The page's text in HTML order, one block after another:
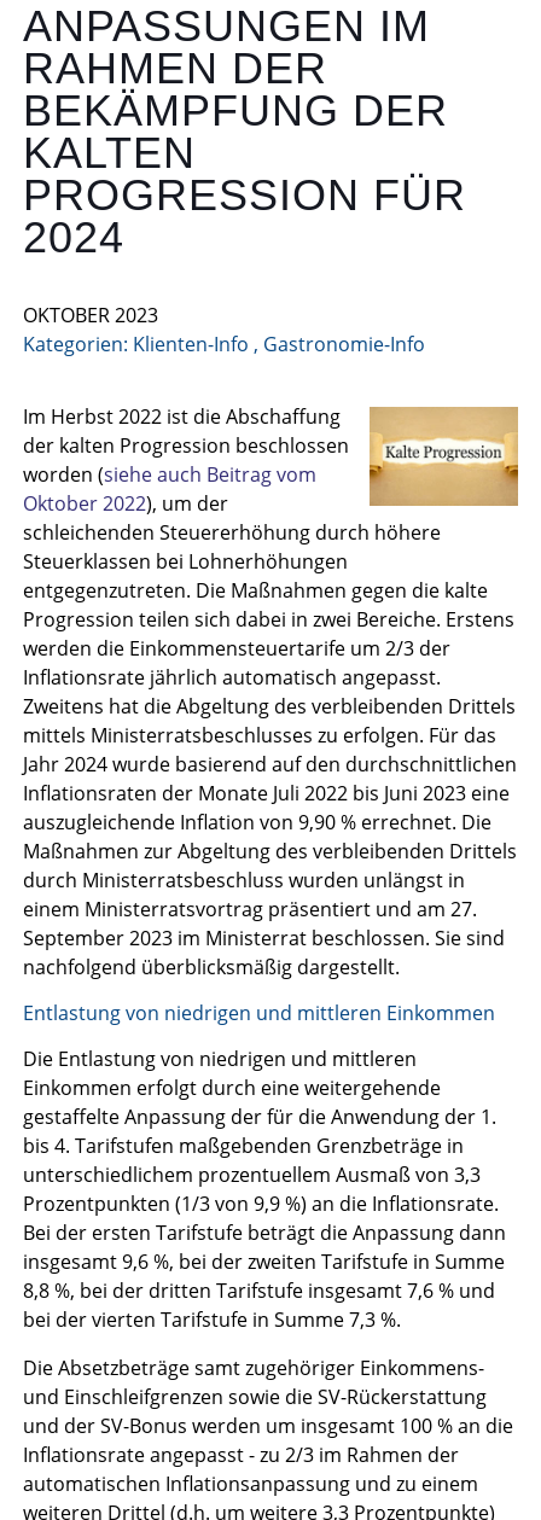
ANPASSUNGEN IM
RAHMEN DER
BEKÄMPFUNG DER
KALTEN
PROGRESSION FÜR
2024
OKTOBER 2023
Kategorien: Klienten-Info , Gastronomie-Info
Im Herbst 2022 ist die Abschaffung
der kalten Progression beschlossen
worden (siehe auch Beitrag vom
Oktober 2022), um der
schleichenden Steuererhöhung durch höhere
Steuerklassen bei Lohnerhöhungen
entgegenzutreten. Die Maßnahmen gegen die kalte
Progression teilen sich dabei in zwei Bereiche. Erstens
werden die Einkommensteuertarife um 2/3 der
Inflationsrate jährlich automatisch angepasst.
Zweitens hat die Abgeltung des verbleibenden Drittels
mittels Ministerratsbeschlusses zu erfolgen. Für das
Jahr 2024 wurde basierend auf den durchschnittlichen
Inflationsraten der Monate Juli 2022 bis Juni 2023 eine
auszugleichende Inflation von 9,90 % errechnet. Die
Maßnahmen zur Abgeltung des verbleibenden Drittels
durch Ministerratsbeschluss wurden unlängst in
einem Ministerratsvortrag präsentiert und am 27.
September 2023 im Ministerrat beschlossen. Sie sind
nachfolgend überblicksmäßig dargestellt.
Entlastung von niedrigen und mittleren Einkommen
Die Entlastung von niedrigen und mittleren
Einkommen erfolgt durch eine weitergehende
gestaffelte Anpassung der für die Anwendung der 1.
bis 4. Tarifstufen maßgebenden Grenzbeträge in
unterschiedlichem prozentuellem Ausmaß von 3,3
Prozentpunkten (1/3 von 9,9 %) an die Inflationsrate.
Bei der ersten Tarifstufe beträgt die Anpassung dann
insgesamt 9,6 %, bei der zweiten Tarifstufe in Summe
8,8 %, bei der dritten Tarifstufe insgesamt 7,6 % und
bei der vierten Tarifstufe in Summe 7,3 %.
Die Absetzbeträge samt zugehöriger Einkommens-
und Einschleifgrenzen sowie die SV-Rückerstattung
und der SV-Bonus werden um insgesamt 100 % an die
Inflationsrate angepasst - zu 2/3 im Rahmen der
automatischen Inflationsanpassung und zu einem
weiteren Drittel (d.h. um weitere 3,3 Prozentpunkte)